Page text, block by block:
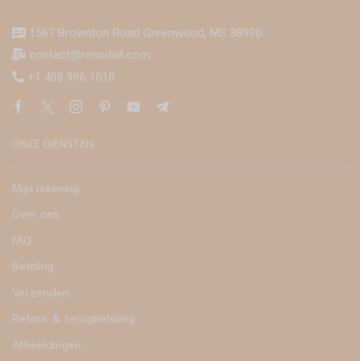
1567 Brownton Road Greenwood, MS 38930
contact@renodoll.com
+1 408 996 1010
ONZE DIENSTEN
Mijn rekening
Over ons
FAQ
Betaling
Verzenden
Retour & terugbetaling
Afbeeldingen